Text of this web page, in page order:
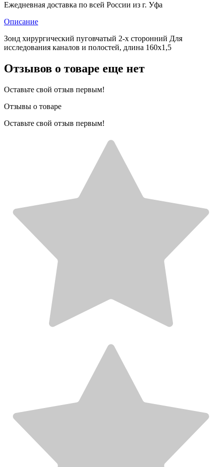
Ежедневная доставка по всей России из г. Уфа
Описание
Зонд хирургический пуговчатый 2-х сторонний Для
исследования каналов и полостей, длина 160х1,5
Отзывов о товаре еще нет
Оставьте свой отзыв первым!
Отзывы о товаре
Оставьте свой отзыв первым!